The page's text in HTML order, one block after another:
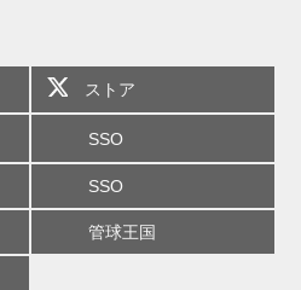
ストア
SSO
SSO
管球王国